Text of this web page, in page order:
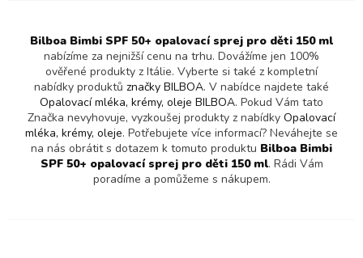
Bilboa Bimbi SPF 50+ opalovací sprej pro děti 150 ml
nabízíme za nejnižší cenu na trhu. Dovážíme jen 100%
ověřené produkty z Itálie. Vyberte si také z kompletní
nabídky produktů značky BILBOA. V nabídce najdete také
Opalovací mléka, krémy, oleje BILBOA. Pokud Vám tato
Značka nevyhovuje, vyzkoušej produkty z nabídky Opalovací
mléka, krémy, oleje. Potřebujete více informací? Neváhejte se
na nás obrátit s dotazem k tomuto produktu Bilboa Bimbi
SPF 50+ opalovací sprej pro děti 150 ml. Rádi Vám
poradíme a pomůžeme s nákupem.